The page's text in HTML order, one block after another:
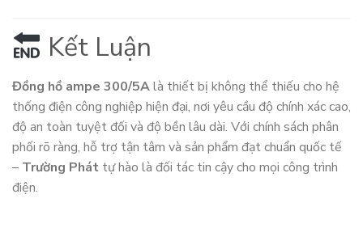
Kết Luận
Đồng hồ ampe 300/5Alà thiết bị không thể thiếu cho hệ
thống điện công nghiệp hiện đại, nơi yêu cầu độ chính xác cao,
độ an toàn tuyệt đối và độ bền lâu dài. Với chính sách phân
phối rõ ràng, hỗ trợ tận tâm và sản phẩm đạt chuẩn quốc tế
– Trường Phát tự hào là đối tác tin cậy cho mọi công trình
điện.